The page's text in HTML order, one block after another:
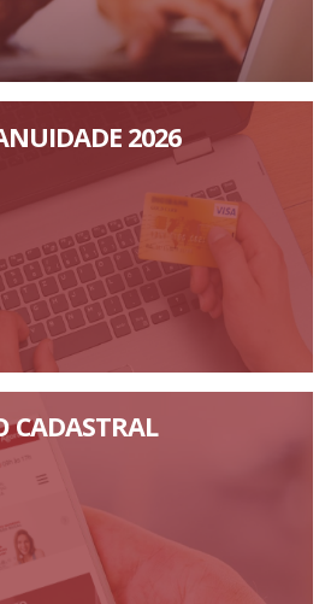
2026
CADASTRAL